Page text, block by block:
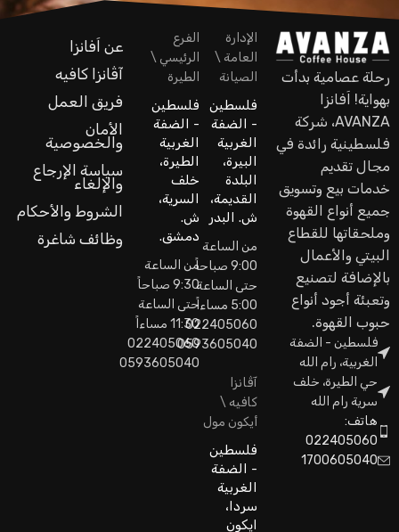
رحلة عصامية بدأت
بهواية! اَفانزا
AVANZA، شركة
فلسطينية رائدة في
مجال تقديم
خدمات بيع وتسويق
جميع أنواع القهوة
وملحقاتها للقطاع
البيتي والأعمال
بالإضافة لتصنيع
وتعبئة أجود أنواع
حبوب القهوة.
فلسطين - الضفة
الغربية، رام الله
حي الطيرة، خلف
سرية رام الله
هاتف:
022405060
1700605040
الإدارة
العامة \
الصيانة
فلسطين
- الضفة
الغربية
البيرة،
البلدة
القديمة،
ش. البدر
من الساعة
9:00 صباحاً
حتى الساعة
5:00 مساءاً
022405060
0593605040
الفرع
الرئيسي \
الطيرة
فلسطين
- الضفة
الغربية
الطيرة،
خلف
السرية،
ش.
دمشق.
من الساعة
9:30 صباحاً
حتى الساعة
11:30 مساءاً
022405060
0593605040
آڤانزا
كافيه \
أيكون مول
فلسطين
- الضفة
الغربية
سردا،
ايكون
عن اَفانزا
آڤانزا كافيه
فريق العمل
الأمان
والخصوصية
سياسة الإرجاع
والإلغاء
الشروط والأحكام
وظائف شاغرة